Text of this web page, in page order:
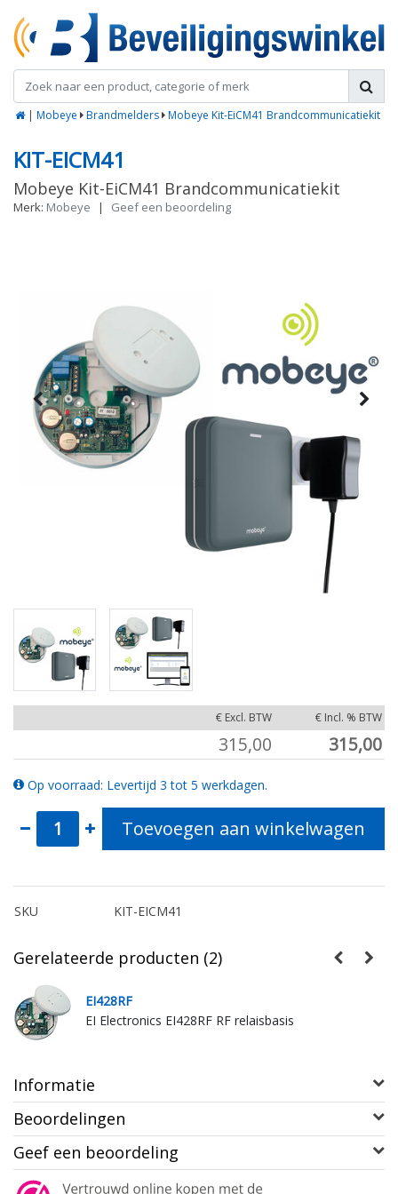
| Mobeye Brandmelders Mobeye Kit-EiCM41 Brandcommunicatiekit
KIT-EICM41
Mobeye Kit-EiCM41 Brandcommunicatiekit
Merk: Mobeye | Geef een beoordeling
€ Excl. BTW € Incl. % BTW
315,00 315,00
Op voorraad: Levertijd 3 tot 5 werkdagen.
Toevoegen aan winkelwagen
SKU KIT-EICM41
Gerelateerde producten (2)
EI428RF
EI Electronics EI428RF RF relaisbasis
Informatie
Beoordelingen
Geef een beoordeling